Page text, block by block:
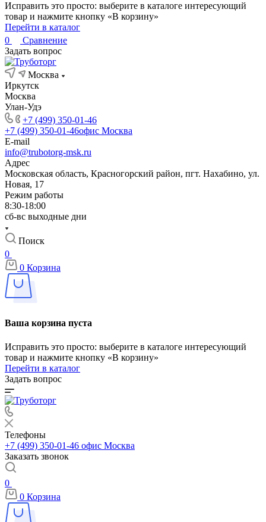
Исправить это просто: выберите в каталоге интересующий
товар и нажмите кнопку «В корзину»
Перейти в каталог
0
Сравнение
Задать вопрос
Москва
Иркутск
Москва
Улан-Удэ
+7 (499) 350-01-46
+7 (499) 350-01-46офис Москва
E-mail
info@trubotorg-msk.ru
Адрес
Московская область, Красногорский район, пгт. Нахабино, ул.
Новая, 17
Режим работы
8:30-18:00
сб-вс выходные дни
Поиск
0
0 Корзина
Ваша корзина пуста
Исправить это просто: выберите в каталоге интересующий
товар и нажмите кнопку «В корзину»
Перейти в каталог
Задать вопрос
Телефоны
+7 (499) 350-01-46 офис Москва
Заказать звонок
0
0 Корзина